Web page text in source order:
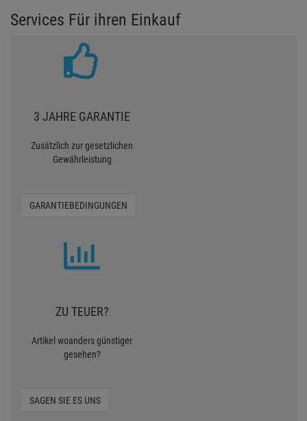
Services Für ihren Einkauf
3 JAHRE GARANTIE
Zusätzlich zur gesetzlichen
Gewährleistung
GARANTIEBEDINGUNGEN
ZU TEUER?
Artikel woanders günstiger
gesehen?
SAGEN SIE ES UNS